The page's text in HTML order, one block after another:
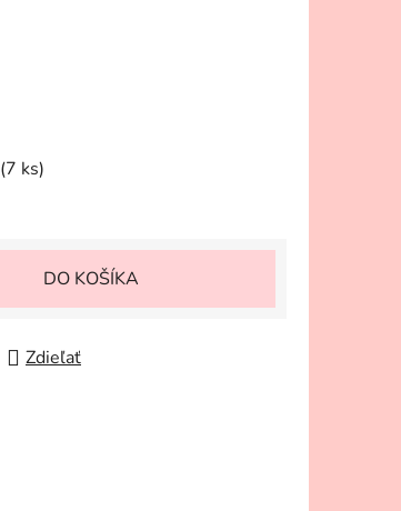
(7 ks)
DO KOŠÍKA
Zdieľať